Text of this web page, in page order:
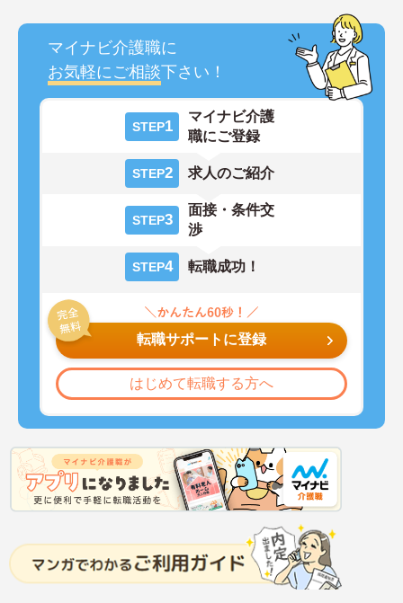
マイナビ介護職に
お気軽にご相談下さい！
STEP1
マイナビ介護
職にご登録
STEP2 求人のご紹介
STEP3
面接・条件交
渉
STEP4 転職成功！
転職サポートに登録
はじめて転職する方へ